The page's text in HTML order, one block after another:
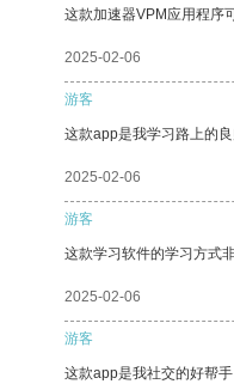
这款加速器VPM应用程序
2025-02-06
游客
这款app是我学习路上的
2025-02-06
游客
这款学习软件的学习方式
2025-02-06
游客
这款app是我社交的好帮